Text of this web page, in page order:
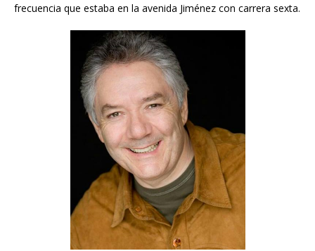
frecuencia que estaba en la avenida Jiménez con carrera sexta.